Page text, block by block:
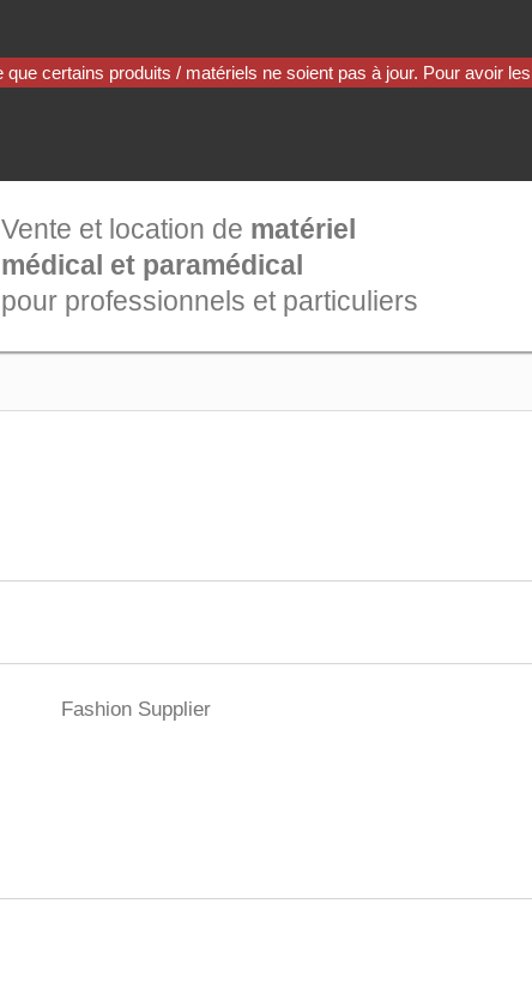
Vente et location de matériel
médical et paramédical
pour professionnels et particuliers
Fashion Supplier